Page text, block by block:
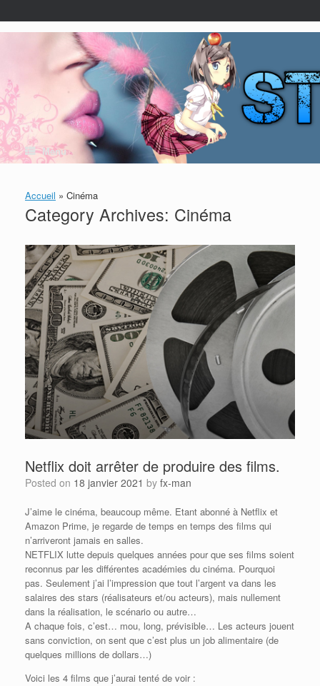
to
content
Menu
Accueil » Cinéma
Category Archives: Cinéma
Netflix doit arrêter de produire des films.
Posted on 18 janvier 2021 by fx-man
J’aime le cinéma, beaucoup même. Etant abonné à Netflix et
Amazon Prime, je regarde de temps en temps des films qui
n’arriveront jamais en salles.
NETFLIX lutte depuis quelques années pour que ses films soient
reconnus par les différentes académies du cinéma. Pourquoi
pas. Seulement j’ai l’impression que tout l’argent va dans les
salaires des stars (réalisateurs et/ou acteurs), mais nullement
dans la réalisation, le scénario ou autre…
A chaque fois, c’est… mou, long, prévisible… Les acteurs jouent
sans conviction, on sent que c’est plus un job alimentaire (de
quelques millions de dollars…)
Voici les 4 films que j’aurai tenté de voir :